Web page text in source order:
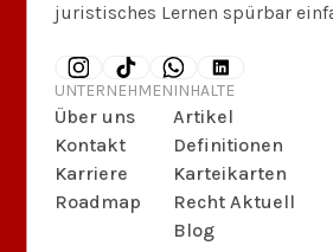
juristisches Lernen spürbar
UNTERNEHMEN
Über uns
Kontakt
Karriere
Roadmap
INHALTE
Artikel
Definitionen
Karteikarten
Recht Aktuell
Blog